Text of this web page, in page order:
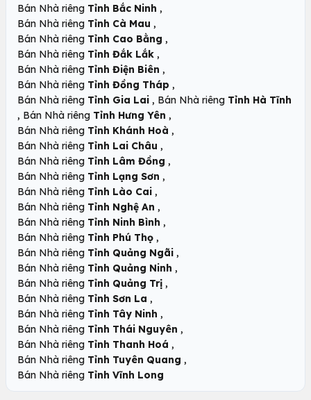
Bán Nhà riêng Tỉnh Bắc Ninh ,
Bán Nhà riêng Tỉnh Cà Mau ,
Bán Nhà riêng Tỉnh Cao Bằng ,
Bán Nhà riêng Tỉnh Đắk Lắk ,
Bán Nhà riêng Tỉnh Điện Biên ,
Bán Nhà riêng Tỉnh Đồng Tháp ,
Bán Nhà riêng Tỉnh Gia Lai , Bán Nhà riêng Tỉnh Hà Tĩnh
, Bán Nhà riêng Tỉnh Hưng Yên ,
Bán Nhà riêng Tỉnh Khánh Hoà ,
Bán Nhà riêng Tỉnh Lai Châu ,
Bán Nhà riêng Tỉnh Lâm Đồng ,
Bán Nhà riêng Tỉnh Lạng Sơn ,
Bán Nhà riêng Tỉnh Lào Cai ,
Bán Nhà riêng Tỉnh Nghệ An ,
Bán Nhà riêng Tỉnh Ninh Bình ,
Bán Nhà riêng Tỉnh Phú Thọ ,
Bán Nhà riêng Tỉnh Quảng Ngãi ,
Bán Nhà riêng Tỉnh Quảng Ninh ,
Bán Nhà riêng Tỉnh Quảng Trị ,
Bán Nhà riêng Tỉnh Sơn La ,
Bán Nhà riêng Tỉnh Tây Ninh ,
Bán Nhà riêng Tỉnh Thái Nguyên ,
Bán Nhà riêng Tỉnh Thanh Hoá ,
Bán Nhà riêng Tỉnh Tuyên Quang ,
Bán Nhà riêng Tỉnh Vĩnh Long